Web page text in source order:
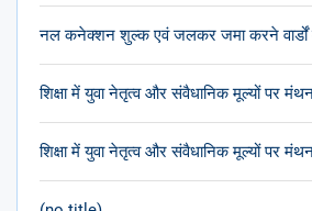
नल कनेक्शन शुल्क एवं जलकर जमा करने वार्डों
शिक्षा में युवा नेतृत्व और संवैधानिक मूल्यों पर
शिक्षा में युवा नेतृत्व और संवैधानिक मूल्यों पर